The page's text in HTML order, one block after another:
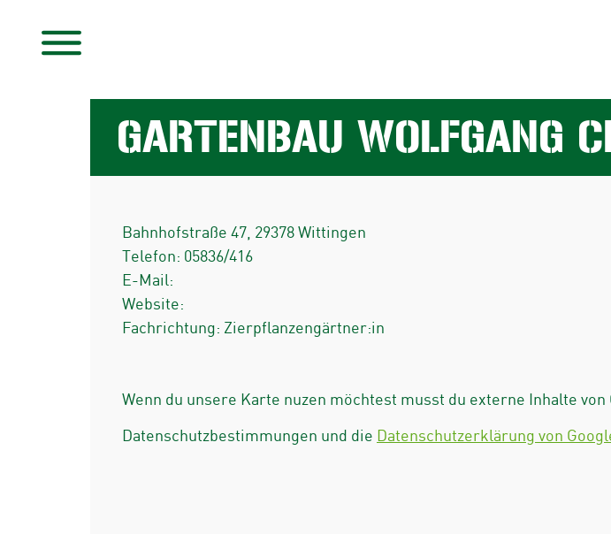
GARTENBAU WOLFGANG
Bahnhofstraße 47 29378 Wittingen
Telefon: 05836/416
E-Mail:
Website:
Fachrichtung: Zierpflanzengärtner:in
Wenn du unsere Karte nuzen möchtest musst du externe Inhalte
Datenschutzbestimmungen und die Datenschutzerklärung von